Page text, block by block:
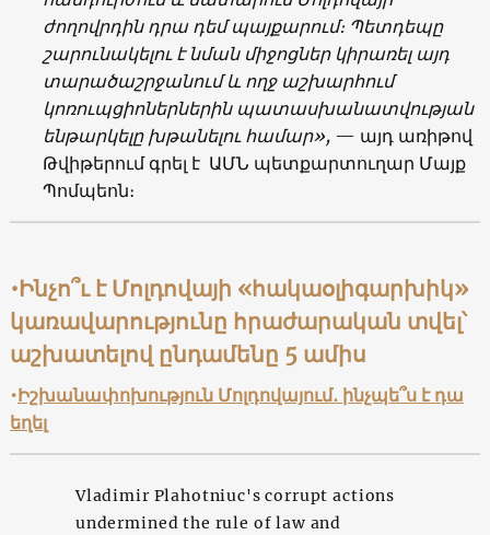
ժողովրդին դրա դեմ պայքարում։ Պետդեպը
շարունակելու է նման միջոցներ կիրառել այդ
տարածաշրջանում և ողջ աշխարհում
կոռուպցիոներներին պատասխանատվության
ենթարկելը խթանելու համար»,— այդ առիթով
Թվիթերում գրել է ԱՄՆ պետքարտուղար Մայք
Պոմպեոն։
•Ինչո՞ւ է Մոլդովայի «հակաօլիգարխիկ»
կառավարությունը հրաժարական տվել՝
աշխատելով ընդամենը 5 ամիս
•Իշխանափոխություն Մոլդովայում․ ինչպե՞ս է դա
եղել
Vladimir Plahotniuc's corrupt actions
undermined the rule of law and